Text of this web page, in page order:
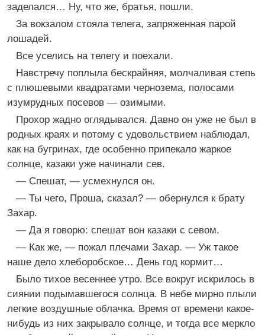
заделался… Ну, что же, братья, пошли.
За вокзалом стояла телега, запряженная парой
лошадей.
Все уселись на телегу и поехали.
Навстречу поплыла бескрайняя, молчаливая степь
с плюшевыми квадратами чернозема, полосами
изумрудных посевов — озимыми.
Прохор жадно оглядывался. Давно он уже не был в
родных краях и потому с удовольствием наблюдал,
как на бугринах, где особенно припекало жаркое
солнце, казаки уже начинали сев.
— Спешат, — усмехнулся он.
— Ты чего, Проша, сказал? — обернулся к брату
Захар.
— Да я говорю: спешат вон казаки с севом.
— Как же, — пожал плечами Захар. — Уж такое
наше дело хлеборобское… День год кормит…
Было тихое весеннее утро. Все вокруг искрилось в
сиянии подымавшегося солнца. В небе мирно плыли
легкие воздушные облачка. Время от времени какое-
нибудь из них закрывало солнце, и тогда все меркло